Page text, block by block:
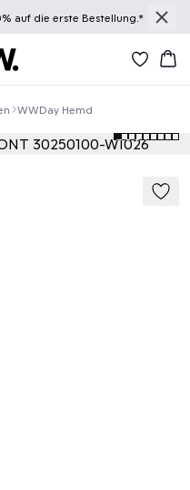
auf die erste Bestellung.*
WWDay Hemd